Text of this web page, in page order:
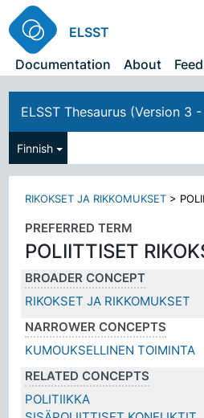
ELSST
Documentation
About
ELSST Thesaurus (Version 3
Finnish
RIKOKSET JA RIKKOMUKSET >
PREFERRED TERM
POLIITTISET
BROADER CONCEPT
RIKOKSET JA RIKKOMUKSET
NARROWER CONCEPTS
KUMOUKSELLINEN TOIMINTA
RELATED CONCEPTS
POLITIIKKA